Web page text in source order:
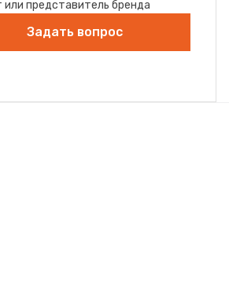
или представитель бренда
Задать вопрос